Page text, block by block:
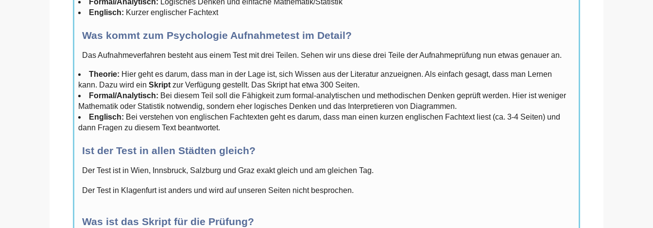
Formal/Analytisch: Logisches Denken und einfache Mathematik/Statistik
Englisch: Kurzer englischer Fachtext
Was kommt zum Psychologie Aufnahmetest im Detail?
Das Aufnahmeverfahren besteht aus einem Test mit drei Teilen. Sehen wir uns diese drei Teile der Aufnahmeprüfung nun etwas genauer an.
Theorie: Hier geht es darum, dass man in der Lage ist, sich Wissen aus der Literatur anzueignen. Als einfach gesagt, dass man Lernen
kann. Dazu wird ein Skriptzur Verfügung gestellt. Das Skript hat etwa 300 Seiten.
Formal/Analytisch: Bei diesem Teil soll die Fähigkeit zum formal-analytischen und methodischen Denken geprüft werden. Hier ist weniger
Mathematik oder Statistik notwendig, sondern eher logisches Denken und das Interpretieren von Diagrammen.
Englisch: Bei verstehen von englischen Fachtexten geht es darum, dass man einen kurzen englischen Fachtext liest (ca. 3-4 Seiten) und
dann Fragen zu diesem Text beantwortet.
Ist der Test in allen Städten gleich?
Der Test ist in Wien, Innsbruck, Salzburg und Graz exakt gleich und am gleichen Tag.
Der Test in Klagenfurt ist anders und wird auf unseren Seiten nicht besprochen.
Was ist das Skript für die Prüfung?